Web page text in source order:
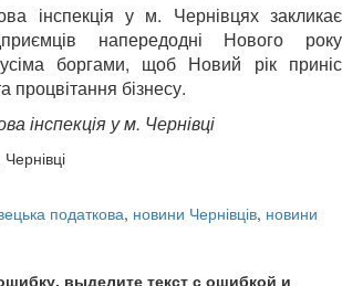
інспекція у м. Чернівцях закликає
напередодні Нового року
боргами, щоб Новий рік приніс
процвітання бізнесу.
інспекція у м. Чернівці
податкова, новини Чернівців, новини
выделите текст с ошибкой и